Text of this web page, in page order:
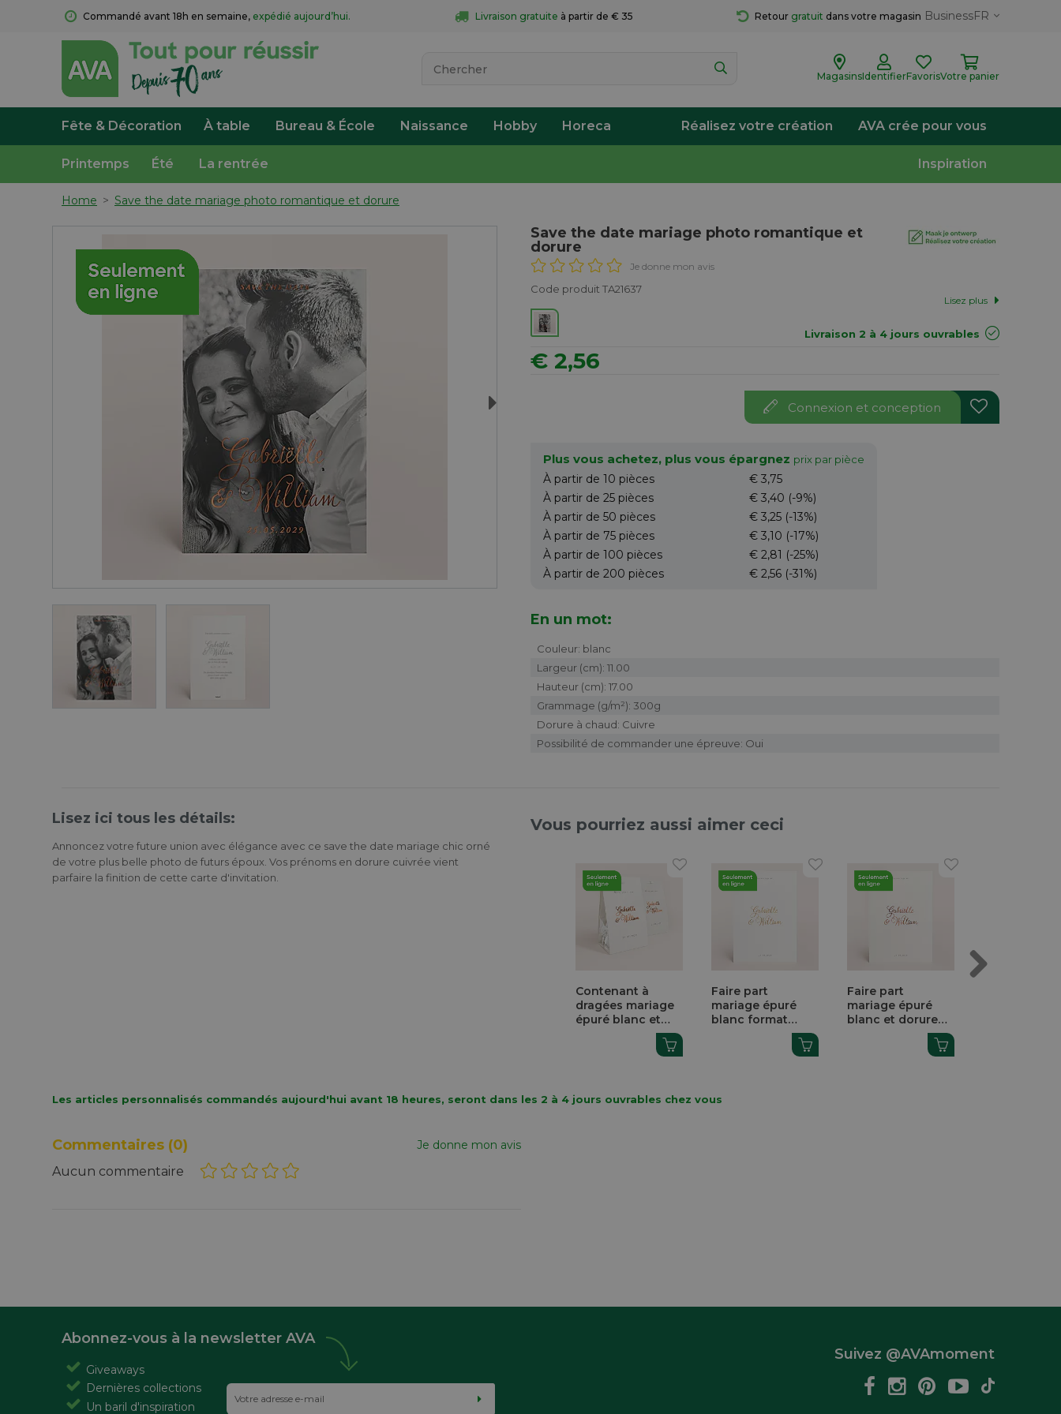
Commandé avant 18h en semaine, expédié aujourd’hui. Livraison gratuite à partir de € 35 Retour gratuit dans votre magasin BusinessFR
MagasinsIdentifierFavorisVotre panier
Fête & Décoration À table Bureau & École Naissance Hobby Horeca Réalisez votre création AVA crée pour vous
Printemps Été La rentrée Inspiration
Home > Save the date mariage photo romantique et dorure
Next
Save the date mariage photo romantique et
dorure
Je donne mon avis
Code produit TA21637
Lisez plus
Livraison 2 à 4 jours ouvrables
€ 2,56
Connexion et conception
Plus vous achetez, plus vous épargnez prix par pièce
À partir de 10 pièces
€ 3,75
À partir de 25 pièces € 3,40 (-9%)
À partir de 50 pièces € 3,25 (-13%)
À partir de 75 pièces € 3,10 (-17%)
À partir de 100 pièces € 2,81 (-25%)
À partir de 200 pièces € 2,56 (-31%)
En un mot:
Couleur: blanc
Largeur (cm): 11.00
Hauteur (cm): 17.00
Grammage (g/m²): 300g
Dorure à chaud: Cuivre
Possibilité de commander une épreuve: Oui
Lisez ici tous les détails:
Annoncez votre future union avec élégance avec ce save the date mariage chic orné
de votre plus belle photo de futurs époux. Vos prénoms en dorure cuivrée vient
parfaire la finition de cette carte d'invitation.
Vous pourriez aussi aimer ceci
Contenant à
dragées mariage
épuré blanc et
Faire part
mariage épuré
blanc format
Faire part
mariage épuré
blanc et dorure
format classique
Les articles personnalisés commandés aujourd'hui avant 18 heures, seront dans les 2 à 4 jours ouvrables chez vous
Commentaires (0) Je donne mon avis
Aucun commentaire
Abonnez-vous à la newsletter AVA
Giveaways
Dernières collections
Un baril d'inspiration
Suivez @AVAmoment